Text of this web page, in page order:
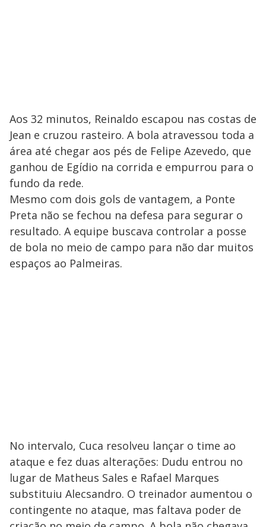
Aos 32 minutos, Reinaldo escapou nas costas de
Jean e cruzou rasteiro. A bola atravessou toda a
área até chegar aos pés de Felipe Azevedo, que
ganhou de Egídio na corrida e empurrou para o
fundo da rede.
Mesmo com dois gols de vantagem, a Ponte
Preta não se fechou na defesa para segurar o
resultado. A equipe buscava controlar a posse
de bola no meio de campo para não dar muitos
espaços ao Palmeiras.
No intervalo, Cuca resolveu lançar o time ao
ataque e fez duas alterações: Dudu entrou no
lugar de Matheus Sales e Rafael Marques
substituiu Alecsandro. O treinador aumentou o
contingente no ataque, mas faltava poder de